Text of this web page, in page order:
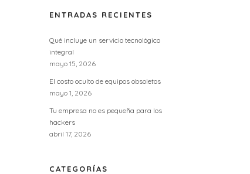
ENTRADAS RECIENTES
Qué incluye un servicio tecnológico
integral
mayo 15, 2026
El costo oculto de equipos obsoletos
mayo 1, 2026
Tu empresa no es pequeña para los
hackers
abril 17, 2026
CATEGORÍAS